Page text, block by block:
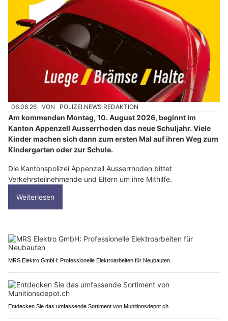
06.08.26 VON POLIZEI.NEWS REDAKTION
Am kommenden Montag, 10. August 2026, beginnt im
Kanton Appenzell Ausserrhoden das neue Schuljahr. Viele
Kinder machen sich dann zum ersten Mal auf ihren Weg zum
Kindergarten oder zur Schule.
Die Kantonspolizei Appenzell Ausserrhoden bittet
Verkehrsteilnehmende und Eltern um ihre Mithilfe.
Weiterlesen
MRS Elektro GmbH: Professionelle Elektroarbeiten für Neubauten
Entdecken Sie das umfassende Sortiment von Munitionsdepot.ch